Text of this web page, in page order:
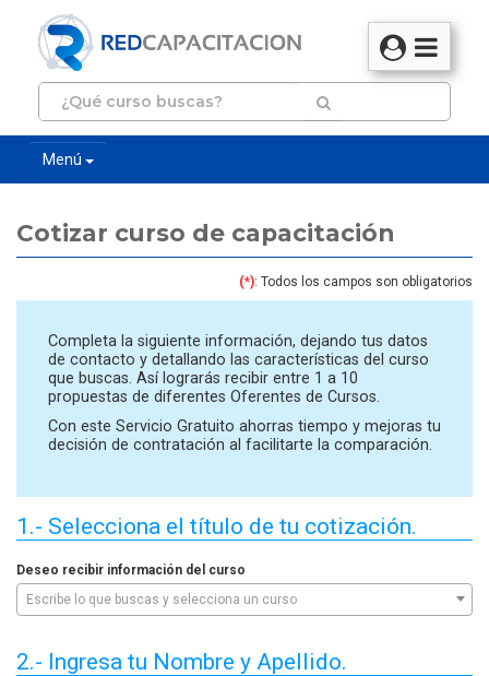
Menú
Cotizar curso de capacitación
(*): Todos los campos son obligatorios
Completa la siguiente información, dejando tus datos
de contacto y detallando las características del curso
que buscas. Así lograrás recibir entre 1 a 10
propuestas de diferentes Oferentes de Cursos.
Con este Servicio Gratuito ahorras tiempo y mejoras tu
decisión de contratación al facilitarte la comparación.
1.- Selecciona el título de tu cotización.
Deseo recibir información del curso
Escribe lo que buscas y selecciona un curso
2.- Ingresa tu Nombre y Apellido.